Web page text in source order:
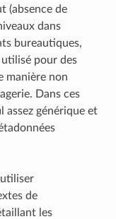
(absence de
dans
bureautiques,
pour des
manière non
Dans ces
assez générique et
de
les